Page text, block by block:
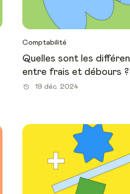
Comptabilité
Quelles sont les
entre frais et débours ?
19 déc. 2024